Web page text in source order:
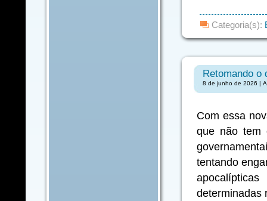
Categoria(s):
Retomando o
8 de junho de 2026 |
Com essa
que não tem
tentando
determinadas